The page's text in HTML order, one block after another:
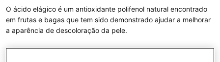
O ácido elágico é um antioxidante polifenol natural encontrado
em frutas e bagas que tem sido demonstrado ajudar a melhorar
a aparência de descoloração da pele.